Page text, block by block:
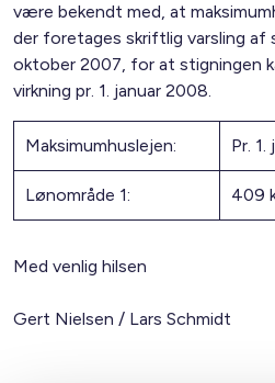
være bekendt med, at
der foretages skriftlig varsling af
oktober 2007, for at stigningen
virkning pr. 1. januar 2008.
Maksimumhuslejen: Pr.
Lønområde 1: 409
Med venlig hilsen
Gert Nielsen / Lars Schmidt